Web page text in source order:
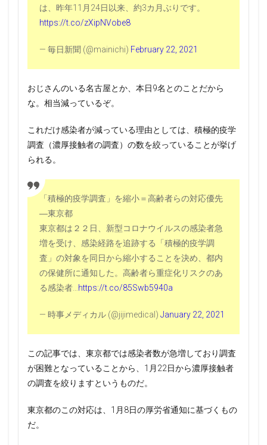
は、昨年11月24日以来、約3カ月ぶりです。
https://t.co/zXipNVobe8
— 毎日新聞 (@mainichi) February 22, 2021
おじさんのいる名古屋とか、本日9名とのことだから
な。相当減っているぞ。
これだけ感染者が減っている理由としては、積極的疫学
調査（濃厚接触者の調査）の数を絞っていることが挙げ
られる。
「積極的疫学調査」を縮小＝高齢者らの対応優先
―東京都
東京都は２２日、新型コロナウイルスの感染者急
増を受け、感染経路を追跡する「積極的疫学調
査」の対象を同日から縮小することを決め、都内
の保健所に通知した。高齢者ら重症化リスクのあ
る感染者… https://t.co/85Swb5940a
— 時事メディカル (@jijimedical) January 22, 2021
この記事では、東京都では感染者数が急増しており調査
が困難となっていることから、1月22日から濃厚接触者
の調査を絞りますというものだ。
東京都のこの対応は、1月8日の厚労省通知に基づくもの
だ。